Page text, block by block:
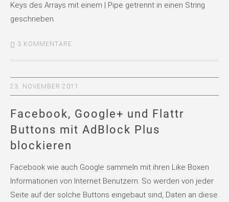
Keys des Arrays mit einem | Pipe getrennt in einen String
geschrieben.
3 KOMMENTARE
23. NOVEMBER 2011
Facebook, Google+ und Flattr
Buttons mit AdBlock Plus
blockieren
Facebook wie auch Google sammeln mit ihren Like Boxen
Informationen von Internet Benutzern. So werden von jeder
Seite auf der solche Buttons eingebaut sind, Daten an diese